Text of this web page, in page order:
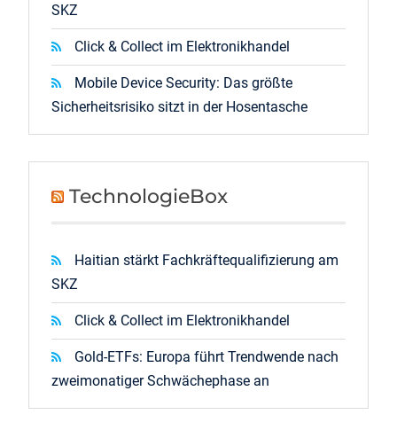
SKZ
Click & Collect im Elektronikhandel
Mobile Device Security: Das größte
Sicherheitsrisiko sitzt in der Hosentasche
TechnologieBox
Haitian stärkt Fachkräftequalifizierung am
SKZ
Click & Collect im Elektronikhandel
Gold-ETFs: Europa führt Trendwende nach
zweimonatiger Schwächephase an